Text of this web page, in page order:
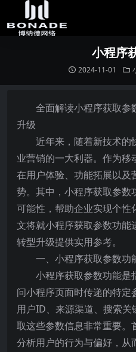
小程序
2024-11-01
全面解读小程序获取参
升级
近年来，随着新技术的
业营销的一大利器。作为
在用户体验、功能拓展以及
势。其中，小程序获取参数
可能性，帮助企业实现个性
文将就小程序获取参数功能
转型升级提供实用参考。
一、小程序获取参数功
小程序获取参数功能是
问小程序页面时传递的特
用户ID、来源渠道、搜索
取这些参数信息非常重要。
分析用户的行为与偏好，